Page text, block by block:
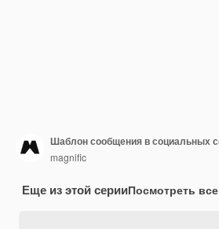
magnific
Еще из этой серииПосмотреть все